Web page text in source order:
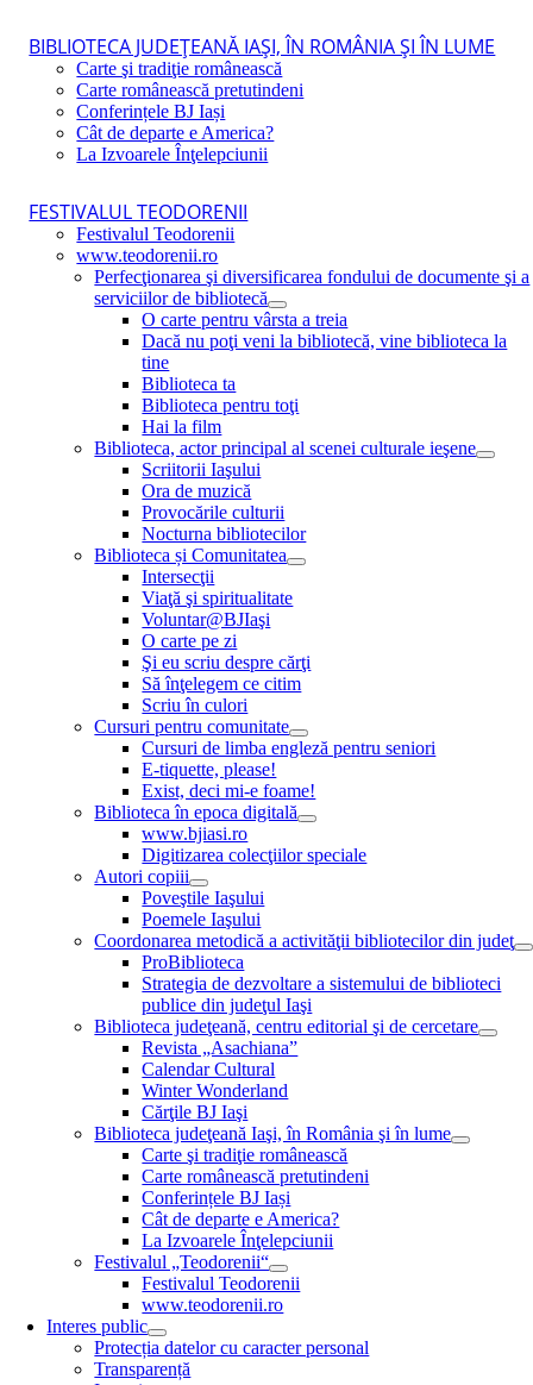
BIBLIOTECA JUDEŢEANĂ IAŞI, ÎN ROMÂNIA ŞI ÎN LUME
Carte şi tradiţie românească
Carte românească pretutindeni
Conferințele BJ Iași
Cât de departe e America?
La Izvoarele Înţelepciunii
FESTIVALUL TEODORENII
Festivalul Teodorenii
www.teodorenii.ro
Perfecţionarea şi diversificarea fondului de documente şi a
serviciilor de bibliotecă
O carte pentru vârsta a treia
Dacă nu poţi veni la bibliotecă, vine biblioteca la
tine
Biblioteca ta
Biblioteca pentru toţi
Hai la film
Biblioteca, actor principal al scenei culturale ieşene
Scriitorii Iaşului
Ora de muzică
Provocările culturii
Nocturna bibliotecilor
Biblioteca și Comunitatea
Intersecţii
Viaţă şi spiritualitate
Voluntar@BJIaşi
O carte pe zi
Şi eu scriu despre cărţi
Să înţelegem ce citim
Scriu în culori
Cursuri pentru comunitate
Cursuri de limba engleză pentru seniori
E-tiquette, please!
Exist, deci mi-e foame!
Biblioteca în epoca digitală
www.bjiasi.ro
Digitizarea colecţiilor speciale
Autori copiii
Poveştile Iaşului
Poemele Iaşului
Coordonarea metodică a activităţii bibliotecilor din judeţ
ProBiblioteca
Strategia de dezvoltare a sistemului de biblioteci
publice din judeţul Iaşi
Biblioteca judeţeană, centru editorial şi de cercetare
Revista „Asachiana”
Calendar Cultural
Winter Wonderland
Cărţile BJ Iaşi
Biblioteca judeţeană Iaşi, în România şi în lume
Carte şi tradiţie românească
Carte românească pretutindeni
Conferințele BJ Iași
Cât de departe e America?
La Izvoarele Înţelepciunii
Festivalul „Teodorenii“
Festivalul Teodorenii
www.teodorenii.ro
Interes public
Protecția datelor cu caracter personal
Transparență